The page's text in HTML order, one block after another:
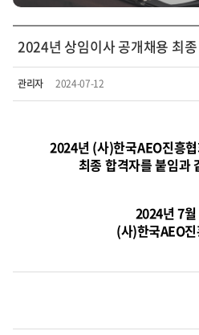
2024년 상임이사 공개채용 최
관리자 2024-07-12
2024년 (사)한국AEO진흥
최종 합격자를붙임과
2024년 7월
(사)한국AEO